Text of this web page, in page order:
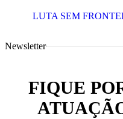
LUTA SEM
Newsletter
FIQUE